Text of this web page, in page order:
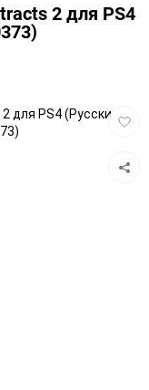
2 для PS4